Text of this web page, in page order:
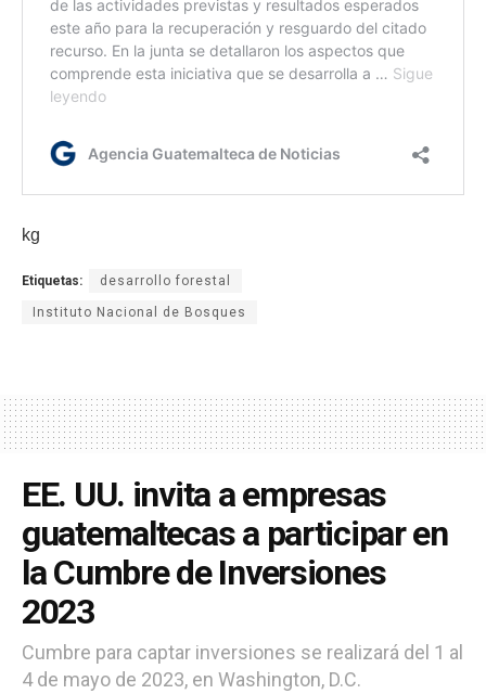
kg
Etiquetas: desarrollo forestal
Instituto Nacional de Bosques
EE. UU. invita a empresas
guatemaltecas a participar en
la Cumbre de Inversiones
2023
Cumbre para captar inversiones se realizará del 1 al
4 de mayo de 2023, en Washington, D.C.